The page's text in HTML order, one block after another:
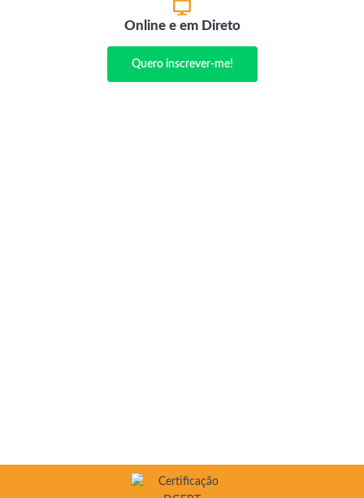
Online e em Direto
Quero inscrever-me!